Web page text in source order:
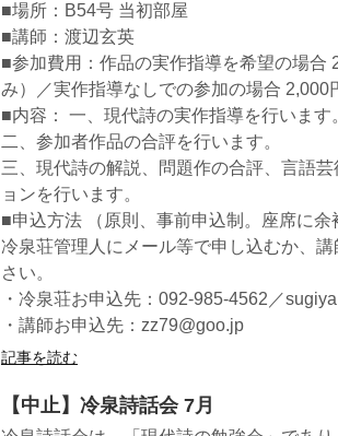
■場所：B54号 当初部屋
■講師：渡辺玄英
■参加費用：作品の実作指導を希望の場合
み）／実作指導なしでの参加の場合 2,000
■内容： 一、現代詩の実作指導を行います
二、参加者作品の合評を行います。
三、現代詩の解説、問題作の合評、言語
ョンを行います。
■申込方法 （原則、事前申込制。座席に
冷泉荘管理人にメール等で申し込むか、
さい。
・冷泉荘お申込先：092-985-4562／
・講師お申込先：zz79@goo.jp
記事を読む
【中止】冷泉詩話会 7月